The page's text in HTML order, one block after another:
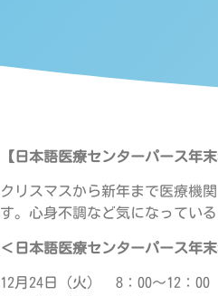
【日本語医療センターパース年
クリスマスから新年まで医療機
す。心身不調など気になってい
＜日本語医療センターパース年
12月24日（火） 8：00～12：00